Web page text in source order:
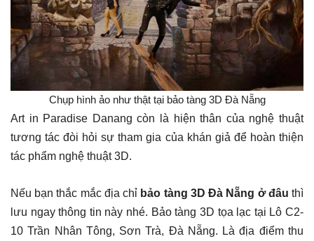
Chụp hình ảo như thật tại bảo tàng 3D Đà Nẵng
Art in Paradise Danang còn là hiện thân của nghệ thuật
tương tác đòi hỏi sự tham gia của khán giả để hoàn thiện
tác phẩm nghệ thuật 3D.
Nếu bạn thắc mắc địa chỉ bảo tàng 3D Đà Nẵng ở đâu thì
lưu ngay thông tin này nhé. Bảo tàng 3D tọa lạc tại Lô C2-
10 Trần Nhân Tông, Sơn Trà, Đà Nẵng. Là địa điểm thu